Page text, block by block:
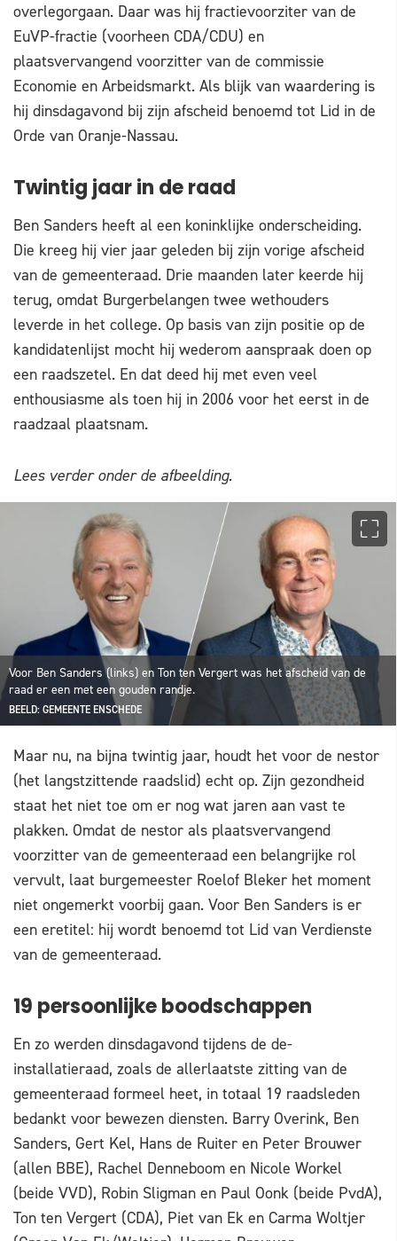
overlegorgaan. Daar was hij fractievoorziter van de
EuVP-fractie (voorheen CDA/CDU) en
plaatsvervangend voorzitter van de commissie
Economie en Arbeidsmarkt. Als blijk van waardering is
hij dinsdagavond bij zijn afscheid benoemd tot Lid in de
Orde van Oranje-Nassau.
Twintig jaar in de raad
Ben Sanders heeft al een koninklijke onderscheiding.
Die kreeg hij vier jaar geleden bij zijn vorige afscheid
van de gemeenteraad. Drie maanden later keerde hij
terug, omdat Burgerbelangen twee wethouders
leverde in het college. Op basis van zijn positie op de
kandidatenlijst mocht hij wederom aanspraak doen op
een raadszetel. En dat deed hij met even veel
enthousiasme als toen hij in 2006 voor het eerst in de
raadzaal plaatsnam.
Lees verder onder de afbeelding.
Voor Ben Sanders (links) en Ton ten Vergert was het afscheid van de
raad er een met een gouden randje.
BEELD: GEMEENTE ENSCHEDE
Maar nu, na bijna twintig jaar, houdt het voor de nestor
(het langstzittende raadslid) echt op. Zijn gezondheid
staat het niet toe om er nog wat jaren aan vast te
plakken. Omdat de nestor als plaatsvervangend
voorzitter van de gemeenteraad een belangrijke rol
vervult, laat burgemeester Roelof Bleker het moment
niet ongemerkt voorbij gaan. Voor Ben Sanders is er
een eretitel: hij wordt benoemd tot Lid van Verdienste
van de gemeenteraad.
19 persoonlijke boodschappen
En zo werden dinsdagavond tijdens de de-
installatieraad, zoals de allerlaatste zitting van de
gemeenteraad formeel heet, in totaal 19 raadsleden
bedankt voor bewezen diensten. Barry Overink, Ben
Sanders, Gert Kel, Hans de Ruiter en Peter Brouwer
(allen BBE), Rachel Denneboom en Nicole Workel
(beide VVD), Robin Sligman en Paul Oonk (beide PvdA),
Ton ten Vergert (CDA), Piet van Ek en Carma Woltjer